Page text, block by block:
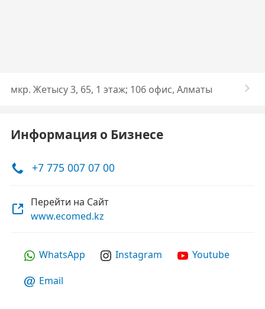
​мкр. Жетысу 3, 65, ​1 этаж; 106 офис, Алматы
Информация о Бизнесе
+7 775 007 07 00
Перейти на Сайт
www.ecomed.kz
WhatsApp Instagram
Youtube
Email